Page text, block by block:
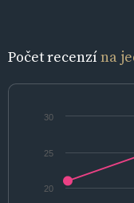
Počet recenzína
20
25
30